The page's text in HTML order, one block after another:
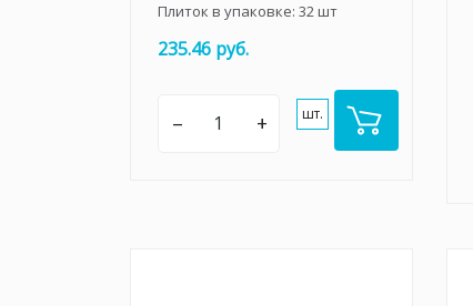
Плиток в упаковке: 32 шт
235.46 руб.
– + шт.